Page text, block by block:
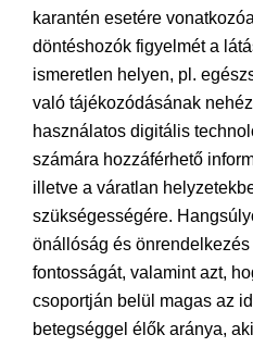
karantén esetére
döntéshozók figyelmét a
ismeretlen helyen, pl.
való tájékozódásának
használatos digitális
számára hozzáférhető
illetve a váratlan
szükségességére.
önállóság és
fontosságát, valamint azt,
csoportján belül magas az
betegséggel élők aránya,